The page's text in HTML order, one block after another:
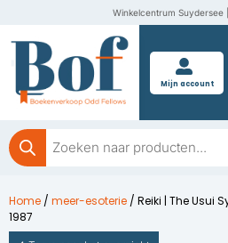
inhoud
Winkelcentrum Suydersee
Mijn account
Producten
zoeken
Home / meer-esoterie / Reiki | The Usui
1987